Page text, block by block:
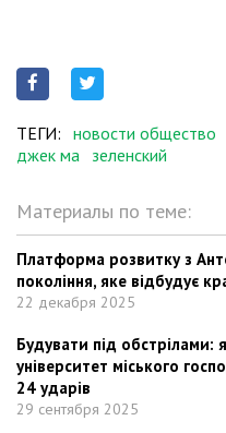
ТЕГИ: новости общество
джек ма зеленский
Материалы по теме:
Платформа розвитку з
покоління, яке відбудує
22 декабря 2025
Будувати під обстрілами:
університет міського
24 ударів
29 сентября 2025